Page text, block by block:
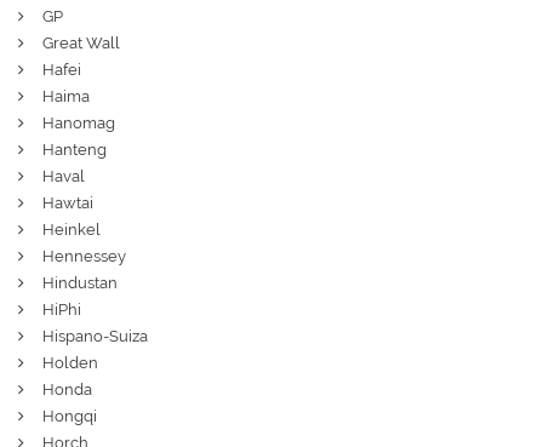
GP
Great Wall
Hafei
Haima
Hanomag
Hanteng
Haval
Hawtai
Heinkel
Hennessey
Hindustan
HiPhi
Hispano-Suiza
Holden
Honda
Hongqi
Horch